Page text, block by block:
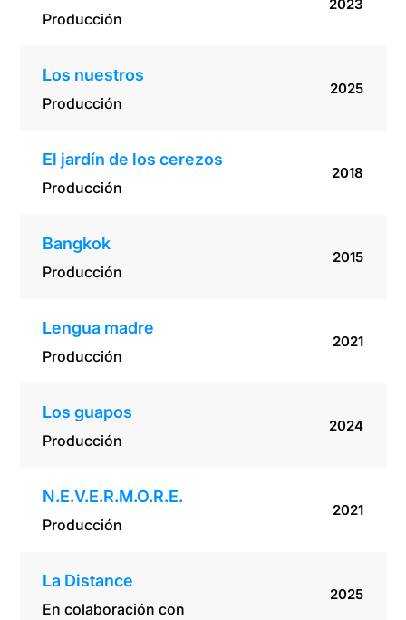
Producción
2023
Los nuestros
Producción
2025
El jardín de los cerezos
Producción
2018
Bangkok
Producción
2015
Lengua madre
Producción
2021
Los guapos
Producción
2024
N.E.V.E.R.M.O.R.E.
Producción
2021
La Distance
En colaboración con
2025